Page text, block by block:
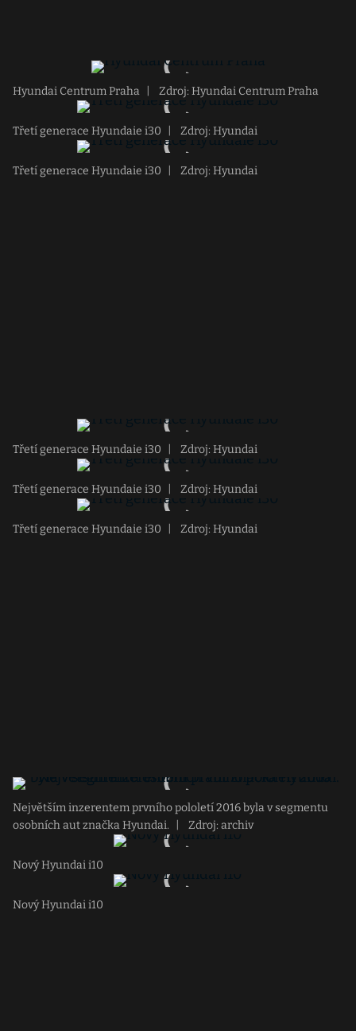
Hyundai Centrum Praha Zdroj: Hyundai Centrum Praha
Třetí generace Hyundaie i30 Zdroj: Hyundai
Třetí generace Hyundaie i30 Zdroj: Hyundai
Třetí generace Hyundaie i30 Zdroj: Hyundai
Třetí generace Hyundaie i30 Zdroj: Hyundai
Třetí generace Hyundaie i30 Zdroj: Hyundai
Největším inzerentem prvního pololetí 2016 byla v segmentu
osobních aut značka Hyundai.
Zdroj: archiv
Nový Hyundai i10
Nový Hyundai i10